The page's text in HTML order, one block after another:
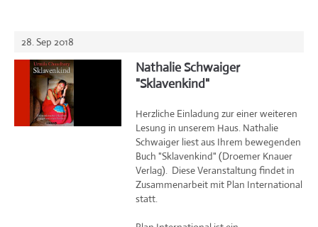
28. Sep 2018
Nathalie Schwaiger
"Sklavenkind"
Herzliche Einladung zur einer weiteren
Lesung in unserem Haus. Nathalie
Schwaiger liest aus Ihrem bewegenden
Buch "Sklavenkind" (Droemer Knauer
Verlag). Diese Veranstaltung findet in
Zusammenarbeit mit Plan International
statt.